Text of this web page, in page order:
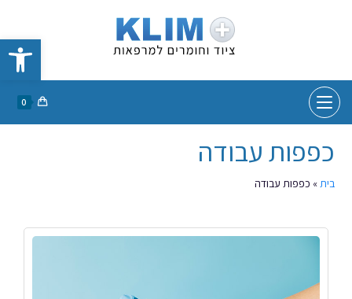
פתח סרגל נגישות
0
כפפות עבודה
בית» כפפות עבודה